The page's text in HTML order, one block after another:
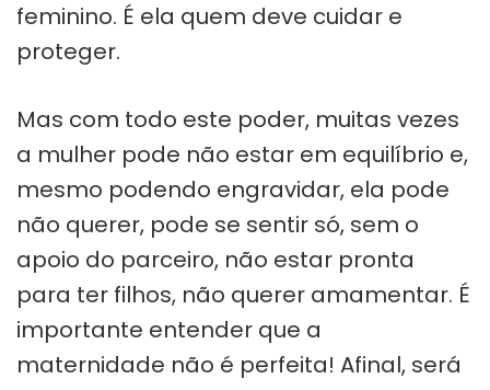
feminino. É ela quem deve cuidar e
proteger.
Mas com todo este poder, muitas vezes
a mulher pode não estar em equilíbrio e,
mesmo podendo engravidar, ela pode
não querer, pode se sentir só, sem o
apoio do parceiro, não estar pronta
para ter filhos, não querer amamentar. É
importante entender que a
maternidade não é perfeita! Afinal, será